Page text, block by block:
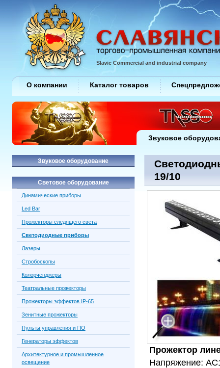
19/10
Прожектор
Напряжение:
Звуковое оборудование
Световое оборудование
Динамические приборы
Led Bar
Прожекторы следящего света
Светодиодные приборы
Лазеры
Стробоскопы
Колорченджеры
Театральные прожекторы
Прожекторы эффектов IP-65
Зенитные прожекторы
Пульты управления и ПО
Генераторы эффектов
Архитектурное и промышленное
освещение
Slavic Commercial and industrial company
О компании Каталог товаров
Звуковое